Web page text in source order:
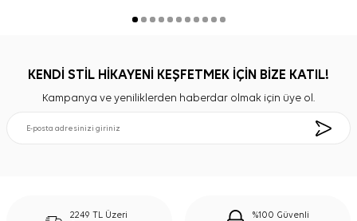
KENDİ STİL HİKAYENİ KEŞFETMEK İÇİN BİZE KATIL!
Kampanya ve yeniliklerden haberdar olmak için üye ol.
2249 TL Üzeri
%100 Güvenli